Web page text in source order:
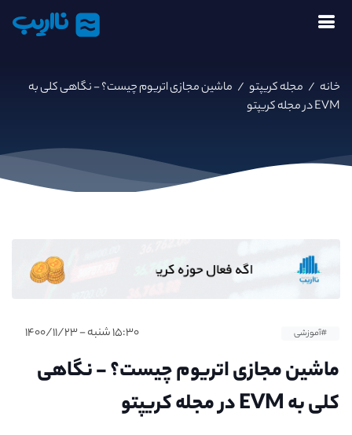
نااریب
خانه / مجله کریپتو / ماشین مجازی اتریوم چیست؟ - نگاهی کلی به
EVM در مجله کریپتو
#آموزشی ۱۵:۳۰ شنبه - ۱۴۰۰/۱۱/۲۳
ماشین مجازی اتریوم چیست؟ - نگاهی
کلی به EVM در مجله کریپتو